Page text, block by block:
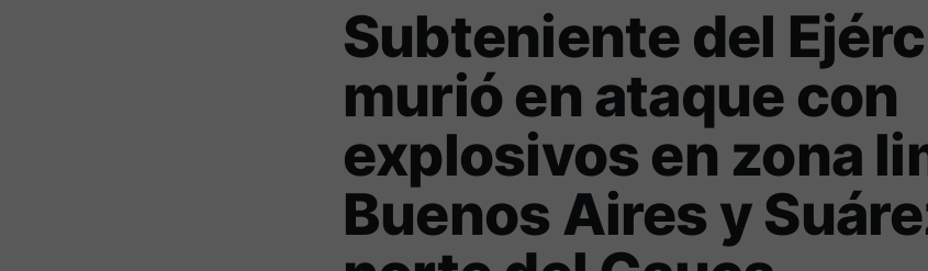
Subteniente del
murió en ataque con
explosivos en zona
Buenos Aires y